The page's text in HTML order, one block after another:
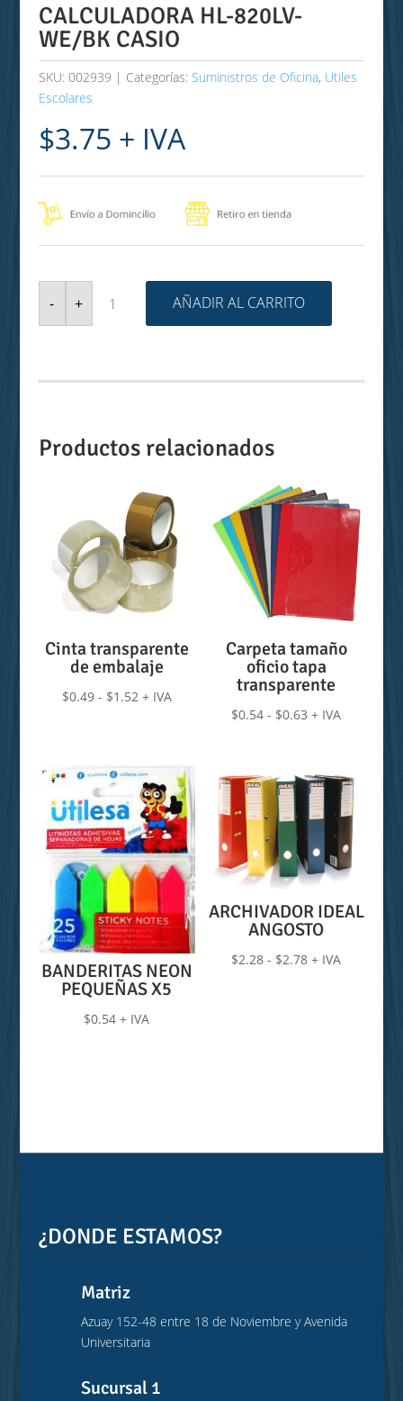
CALCULADORA HL-820LV-
WE/BK CASIO
SKU: 002939 Categorías: Suministros de Oficina, Utiles
Escolares
$3.75 + IVA
-
CALCULADORA
HL-
820LV-
WE/BK
+ AÑADIR AL CARRITO
Productos relacionados
Cinta transparente
de embalaje
$0.49 - $1.52Rango
desde
$0.49
hasta
$1.52
+ IVA
Carpeta tamaño
oficio tapa
transparente
$0.54 - $0.63 Rango
desde
$0.54
hasta
$0.63
+ IVA
BANDERITAS NEON
PEQUEÑAS X5
$0.54 + IVA
ARCHIVADOR IDEAL
ANGOSTO
$2.28 - $2.78Rango
+ IVA
¿DONDE ESTAMOS?
Matriz
Azuay 152-48 entre 18 de Noviembre y Avenida
Universitaria
Sucursal 1